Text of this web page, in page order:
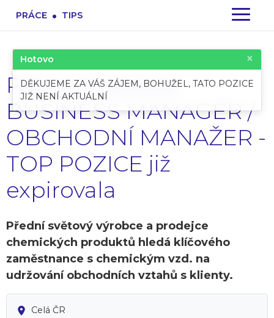
PRÁCE . TIPS
Pracovní pozice:
BUSINESS MANAGER /
OBCHODNÍ MANAŽER -
TOP POZICE již
expirovala
Přední světový výrobce a prodejce
chemických produktů hledá klíčového
zaměstnance s chemickým vzd. na
udržování obchodních vztahů s klienty.
Celá ČR
Hotovo ×
DĚKUJEME ZA VÁŠ ZÁJEM, BOHUŽEL, TATO POZICE
JIŽ NENÍ AKTUÁLNÍ